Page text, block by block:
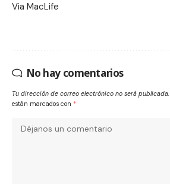
Via MacLife
No hay comentarios
Tu dirección de correo electrónico no será publicada.
están marcados con *